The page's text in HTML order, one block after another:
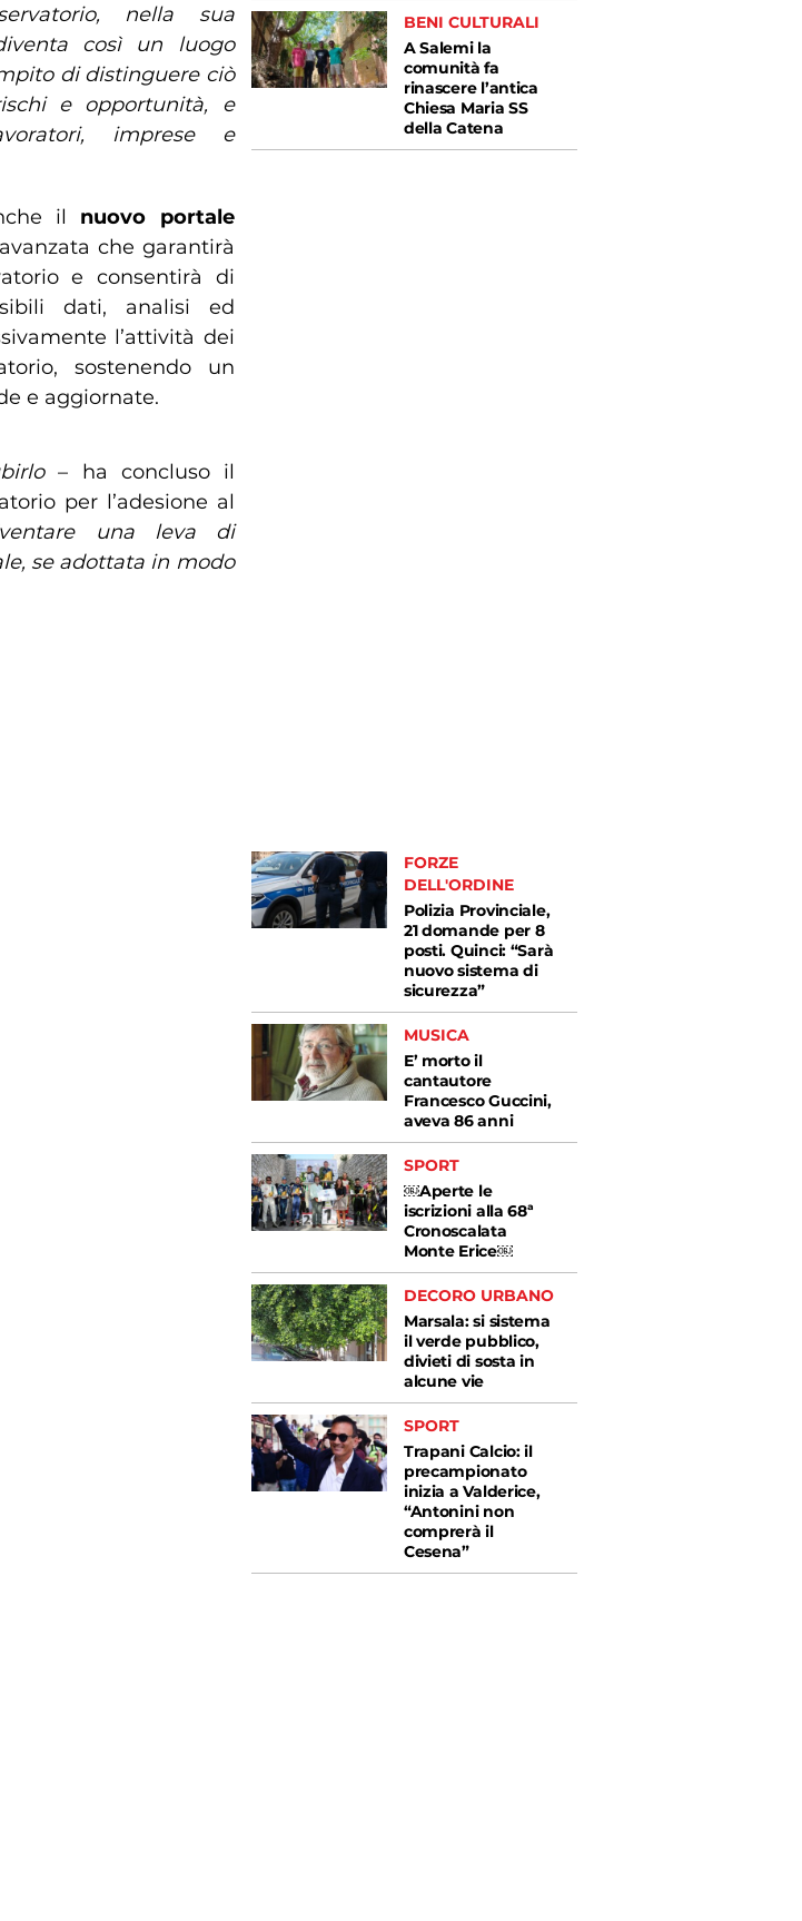
nella sua
così un luogo
di distinguere ciò
e opportunità, e
imprese e
il
nuovo portale
che garantirà
e consentirà di
dati, analisi ed
l’attività dei
sostenendo un
e aggiornate.
– ha concluso il
per l’adesione al
una leva di
se adottata in modo
BENI CULTURALI
A Salemi la
comunità fa
rinascere l’antica
Chiesa Maria SS
della Catena
FORZE
DELL'ORDINE
Polizia Provinciale,
21 domande per 8
posti. Quinci: “Sarà
nuovo sistema di
sicurezza”
MUSICA
E’ morto il
cantautore
Francesco Guccini,
aveva 86 anni
SPORT
￼Aperte le
iscrizioni alla 68ª
Cronoscalata
Monte Erice￼
DECORO URBANO
Marsala: si sistema
il verde pubblico,
divieti di sosta in
alcune vie
SPORT
Trapani Calcio: il
precampionato
inizia a Valderice,
“Antonini non
comprerà il
Cesena”